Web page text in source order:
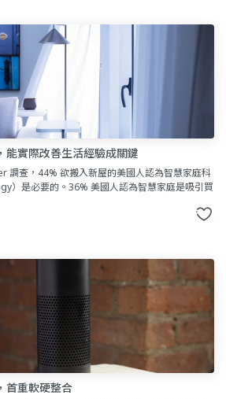
能實際改善生活經驗成關鍵
調查，44% 欲搬入新屋的美國人認為智慧家庭科
）是必要的。36% 美國人認為智慧家庭是吸引買
首重軟硬整合